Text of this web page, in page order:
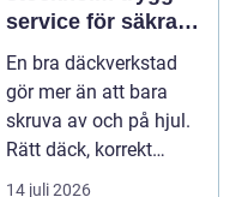
service för säkra
mil året runt
En bra däckverkstad
gör mer än att bara
skruva av och på hjul.
Rätt däck, korrekt
montering och rege...
14 juli 2026